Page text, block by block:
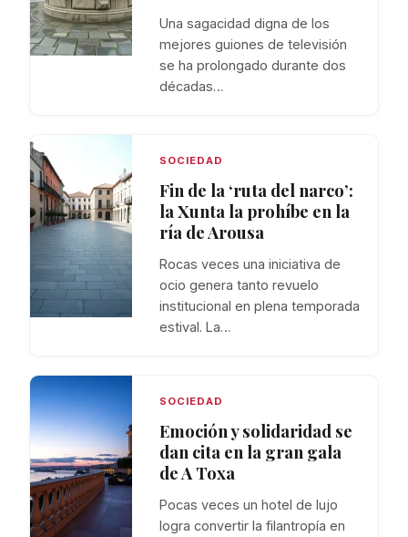
Una sagacidad digna de los
mejores guiones de televisión
se ha prolongado durante dos
décadas…
SOCIEDAD
Fin de la ‘ruta del narco’:
la Xunta la prohíbe en la
ría de Arousa
Rocas veces una iniciativa de
ocio genera tanto revuelo
institucional en plena temporada
estival. La…
SOCIEDAD
Emoción y solidaridad se
dan cita en la gran gala
de A Toxa
Pocas veces un hotel de lujo
logra convertir la filantropía en